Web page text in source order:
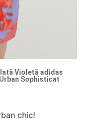
Violetă adidas
Sophisticat
chic!